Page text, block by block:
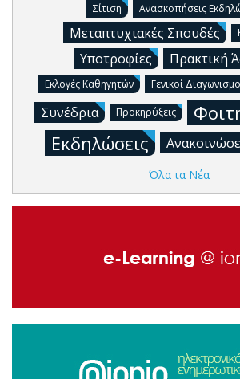
Σίτιση Ανασκοπήσεις
Μεταπτυχιακές Σπουδές
Υποτροφίες Πρακτική
Εκλογές Καθηγητών Γενικοί
Συνέδρια
Προκηρύξεις
Εκδηλώσεις
Όλα τα Νέα